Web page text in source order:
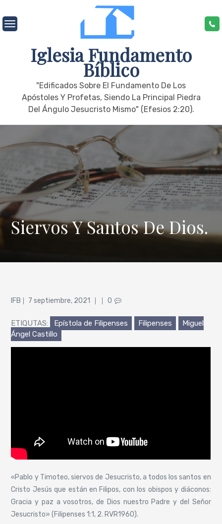
to
content
Iglesia Fundamento
Bíblico
"edificados Sobre El Fundamento De Los
Apóstoles Y Profetas, Siendo La Principal Piedra
Del Ángulo Jesucristo Mismo" (Efesios 2:20).
Siervos Y Santos De Dios.
IFB
Posted
7 septiembre, 2021 0
ETIQUTAS: Epístola de Filipenses Filipenses
Miguel
Ángel Castillo
«Pablo y Timoteo, siervos de Jesucristo, a todos los santos en
Cristo Jesús que están en Filipos, con los obispos y diáconos:
Gracia y paz a vosotros, de Dios nuestro Padre y del Señor
Jesucristo» (Filipenses 1:1, 2. RVR1960).